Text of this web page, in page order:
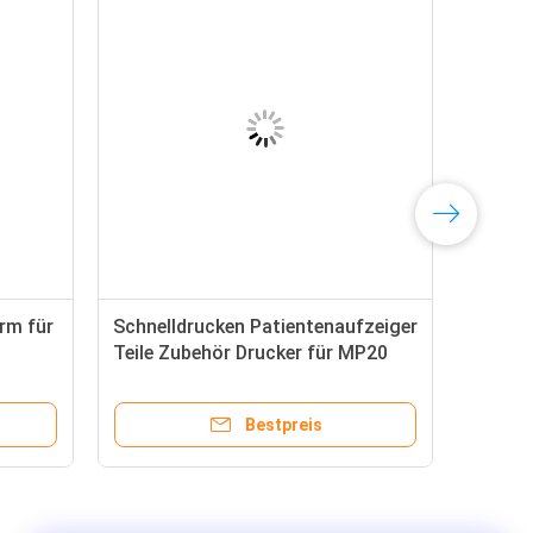
für
Schnelldrucken Patientenaufzeiger
Teile Zubehör Drucker für MP20
Bestpreis